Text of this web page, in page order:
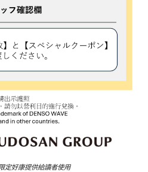
定好康提供給讀者使用